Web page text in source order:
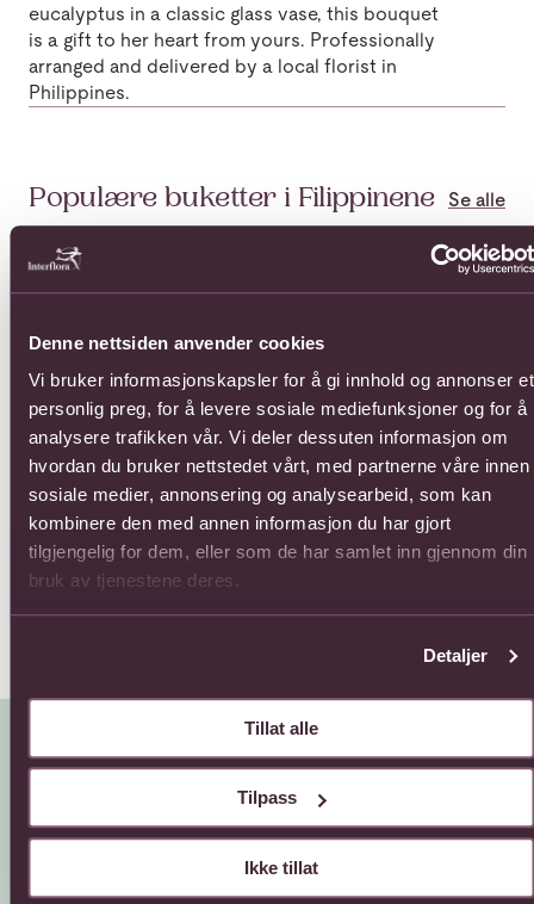
Denne nettsiden anvender cookies
Vi bruker informasjonskapsler for å gi innhold og annonser et
personlig preg, for å levere sosiale mediefunksjoner og for å
analysere trafikken vår. Vi deler dessuten informasjon om
hvordan du bruker nettstedet vårt, med partnerne våre innen
sosiale medier, annonsering og analysearbeid, som kan
kombinere den med annen informasjon du har gjort
tilgjengelig for dem, eller som de har samlet inn gjennom din
bruk av tjenestene deres.
Detaljer
Tillat alle
Tilpass
Ikke tillat
eucalyptus in a classic glass vase, this bouquet
is a gift to her heart from yours. Professionally
arranged and delivered by a local florist in
Philippines.
Populære buketter i Filippinene Se alle
Se mer om A Bit of Sunshine
A Bit of Sunshine
935,-
Se mer om All For You
All For You Bouquet
1210,-
Se